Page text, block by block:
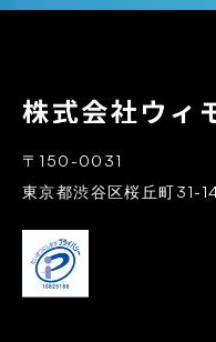
〒150-0031
東京都渋谷区桜丘町31-